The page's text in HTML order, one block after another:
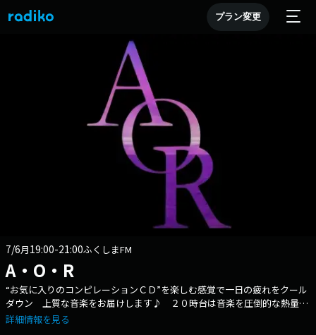
プラン変更
7/6月19:00-21:00ふくしまFM
A・O・R
“お気に入りのコンピレーションＣＤ”を楽しむ感覚で一日の疲れをクール
ダウン 上質な音楽をお届けします♪ ２０時台は音楽を圧倒的な熱量で
レコメンド！ジャンル別に音楽を掘り下げます♪ 19時台：やさしく歌
詳細情報を見る